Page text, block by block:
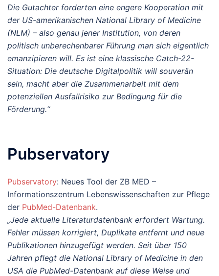
Die Gutachter forderten eine engere Kooperation mit
der US-amerikanischen National Library of Medicine
(NLM) – also genau jener Institution, von deren
politisch unberechenbarer Führung man sich eigentlich
emanzipieren will. Es ist eine klassische Catch-22-
Situation: Die deutsche Digitalpolitik will souverän
sein, macht aber die Zusammenarbeit mit dem
potenziellen Ausfallrisiko zur Bedingung für die
Förderung.“
Pubservatory
Pubservatory: Neues Tool der ZB MED –
Informationszentrum Lebenswissenschaften zur Pflege
der PubMed-Datenbank.
„Jede aktuelle Literaturdatenbank erfordert Wartung.
Fehler müssen korrigiert, Duplikate entfernt und neue
Publikationen hinzugefügt werden. Seit über 150
Jahren pflegt die National Library of Medicine in den
USA die PubMed-Datenbank auf diese Weise und